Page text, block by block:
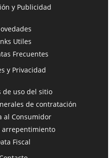
y Publicidad
Utiles
Frecuentes
y Privacidad
de uso del sitio
de contratación
al Consumidor
arrepentimiento
Fiscal